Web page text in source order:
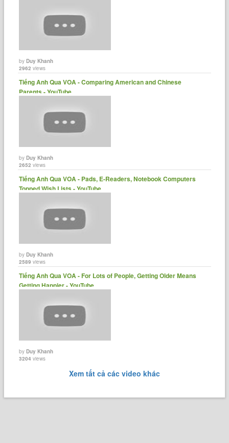
byDuy Khanh
2962 views
Tiếng Anh Qua VOA - Comparing American and Chinese
Parents - YouTube
byDuy Khanh
2652 views
Tiếng Anh Qua VOA - Pads, E-Readers, Notebook Computers
Topped Wish Lists - YouTube
byDuy Khanh
2589 views
Tiếng Anh Qua VOA - For Lots of People, Getting Older Means
Getting Happier - YouTube
byDuy Khanh
3204 views
Xem tất cả các video khác